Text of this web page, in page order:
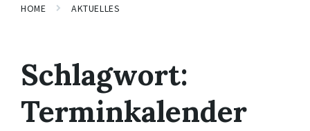
HOME AKTUELLES
Schlagwort:
Terminkalender